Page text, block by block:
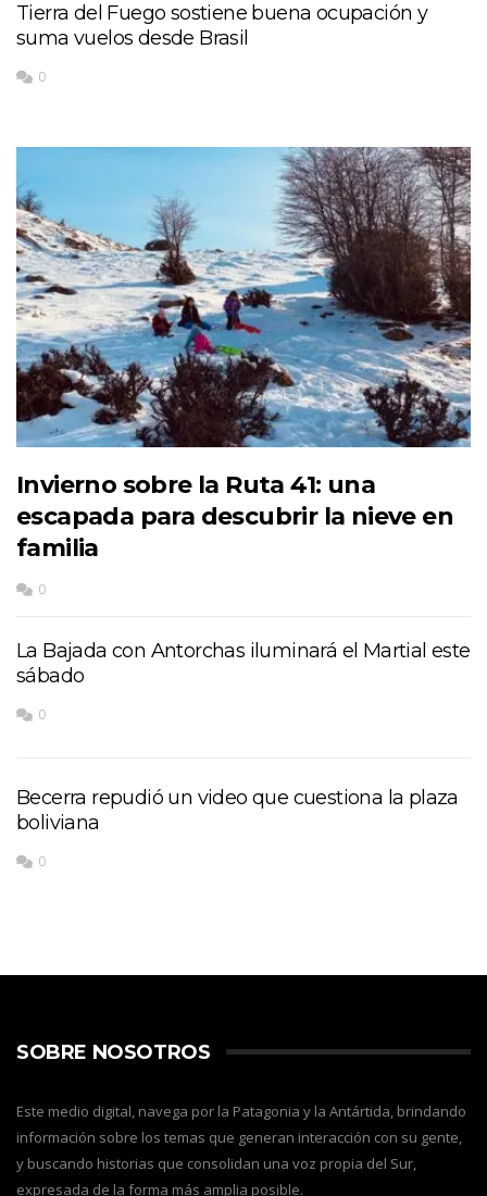
Tierra del Fuego sostiene buena ocupación y
suma vuelos desde Brasil
0
Invierno sobre la Ruta 41: una
escapada para descubrir la nieve en
familia
0
La Bajada con Antorchas iluminará el Martial este
sábado
0
Becerra repudió un video que cuestiona la plaza
boliviana
0
SOBRE NOSOTROS
Este medio digital, navega por la Patagonia y la Antártida, brindando
información sobre los temas que generan interacción con su gente,
y buscando historias que consolidan una voz propia del Sur,
expresada de la forma más amplia posible.